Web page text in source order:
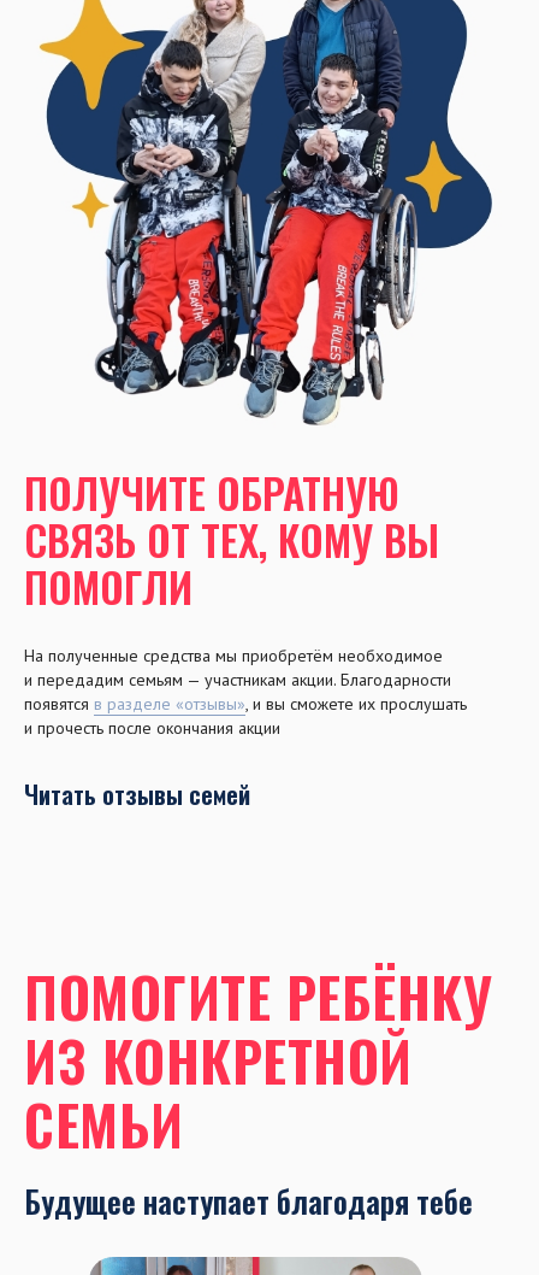
ПОЛУЧИТЕ ОБРАТНУЮ
СВЯЗЬ ОТ ТЕХ, КОМУ ВЫ
ПОМОГЛИ
На полученные средства мы приобретём необходимое
и передадим семьям — участникам акции. Благодарности
появятся в разделе «отзывы», и вы сможете их прослушать
и прочесть после окончания акции
Читать отзывы семей
ПОМОГИТЕ РЕБЁНКУ
ИЗ КОНКРЕТНОЙ
СЕМЬИ
Будущее наступает благодаря тебе